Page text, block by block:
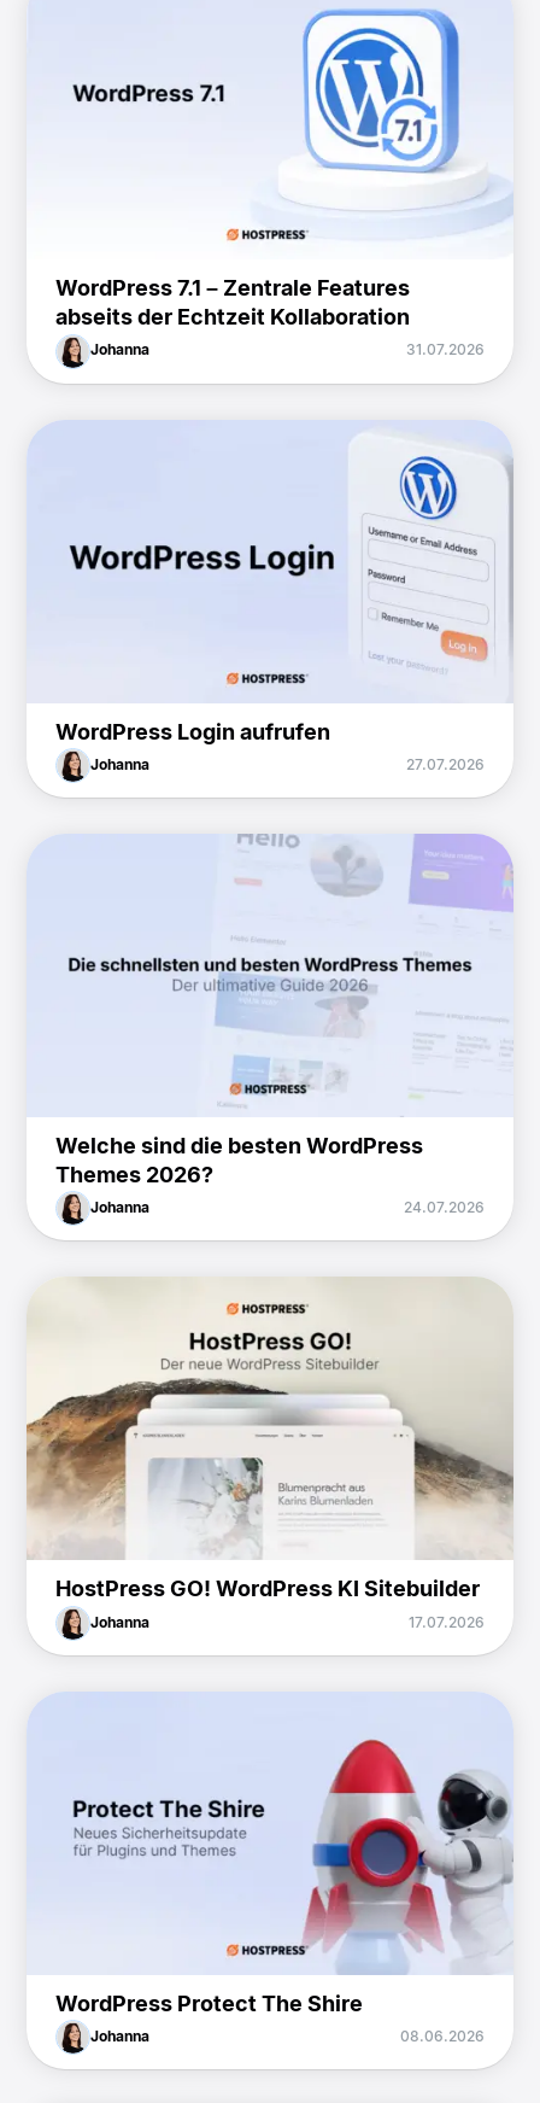
WordPress 7.1 – Zentrale Features
abseits der Echtzeit Kollaboration
Johanna 31.07.2026
WordPress Login aufrufen
Johanna 27.07.2026
Welche sind die besten WordPress
Themes 2026?
Johanna 24.07.2026
HostPress GO! WordPress KI Sitebuilder
Johanna 17.07.2026
WordPress Protect The Shire
Johanna 08.06.2026